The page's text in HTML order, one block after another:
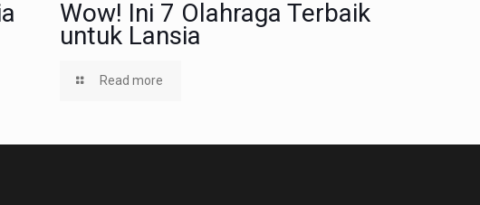
Wow! Ini 7 Olahraga Terbaik
untuk Lansia
Read more